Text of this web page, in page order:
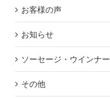
お客様の声
お知らせ
ソーセージ・ウインナー
その他